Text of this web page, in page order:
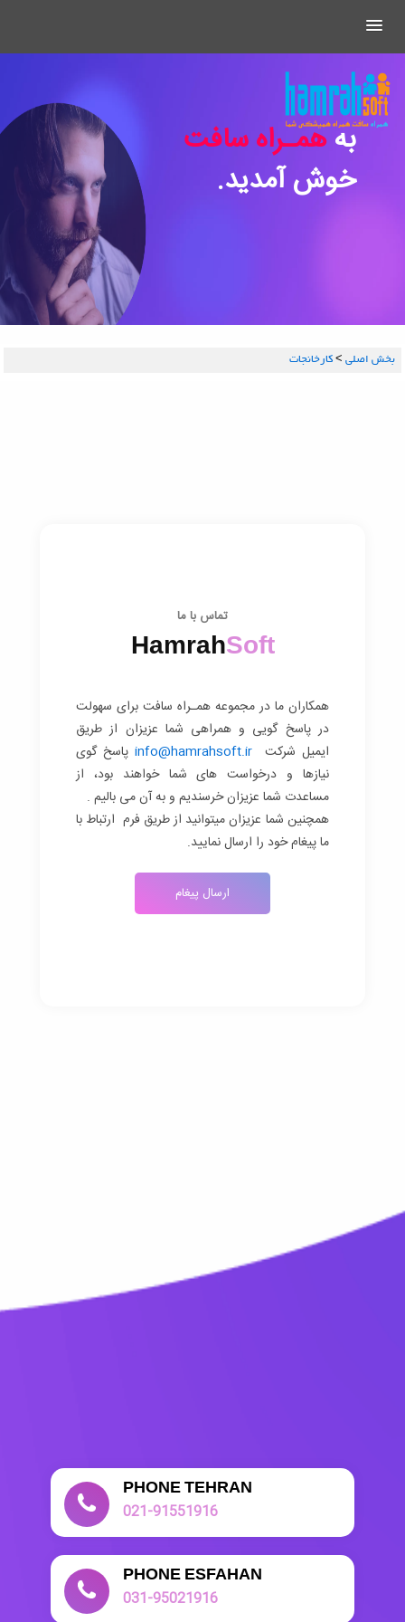
بههمـراه سافت
خوش آمدید.
بخش اصلي > کارخانجات
تماس با ما
HamrahSoft
همکاران ما در مجموعه همـراه سافت برای سهولت
در پاسخ گویی و همراهی شما عزیزان از طریق
ایمیل شرکت info@hamrahsoft.ir پاسخ گوی
نیازها و درخواست های شما خواهند بود، از
مساعدت شما عزیزان خرسندیم و به آن می بالیم .
همچنین شما عزیزان میتوانید از طریق فرم ارتباط با
ما پیغام خود را ارسال نمایید.
ارسال پیغام
PHONE TEHRAN
021-91551916
PHONE ESFAHAN
031-95021916